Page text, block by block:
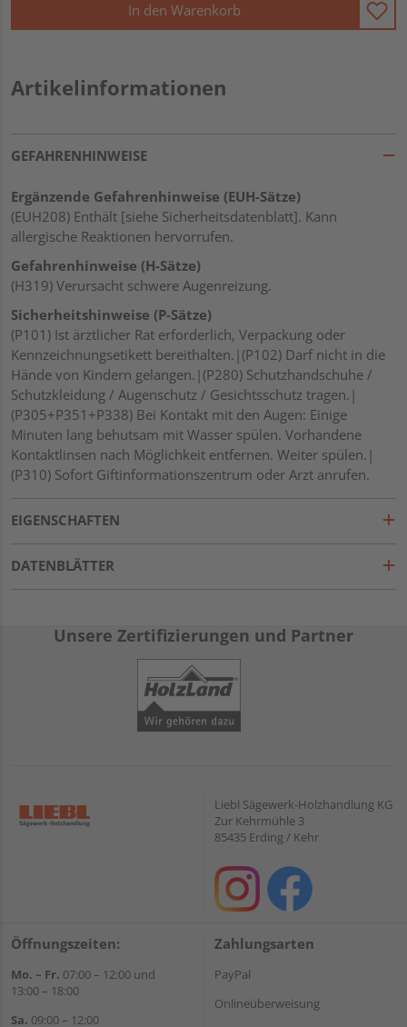
In den Warenkorb
Artikelinformationen
GEFAHRENHINWEISE
Ergänzende Gefahrenhinweise (EUH-Sätze)
(EUH208) Enthält [siehe Sicherheitsdatenblatt]. Kann
allergische Reaktionen hervorrufen.
Gefahrenhinweise (H-Sätze)
(H319) Verursacht schwere Augenreizung.
Sicherheitshinweise (P-Sätze)
(P101) Ist ärztlicher Rat erforderlich, Verpackung oder
Kennzeichnungsetikett bereithalten.|(P102) Darf nicht in die
Hände von Kindern gelangen.|(P280) Schutzhandschuhe /
Schutzkleidung / Augenschutz / Gesichtsschutz tragen.|
(P305+P351+P338) Bei Kontakt mit den Augen: Einige
Minuten lang behutsam mit Wasser spülen. Vorhandene
Kontaktlinsen nach Möglichkeit entfernen. Weiter spülen.|
(P310) Sofort Giftinformationszentrum oder Arzt anrufen.
EIGENSCHAFTEN
DATENBLÄTTER
Unsere Zertifizierungen und Partner
Liebl Sägewerk-Holzhandlung KG
Zur Kehrmühle 3
85435 Erding / Kehr
Öffnungszeiten:
Mo. – Fr. 07:00 – 12:00 und
13:00 – 18:00
Sa. 09:00 – 12:00
Zahlungsarten
PayPal
Onlineüberweisung